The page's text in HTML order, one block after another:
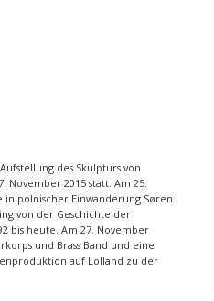
des Skulpturs von
November 2015 statt. Am 25.
polnischer Einwanderung Søren
von der Geschichte der
bis heute. Am 27. November
und Brass Band und eine
auf Lolland zu der